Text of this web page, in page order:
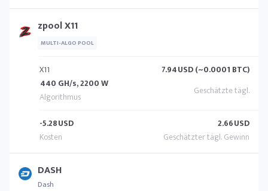
zpool X11
MULTI-ALGO POOL
X11
440 GH/s, 2200 W
7.94USD (~0.0001 BTC)
-5.28USD 2.66USD
DASH
Dash